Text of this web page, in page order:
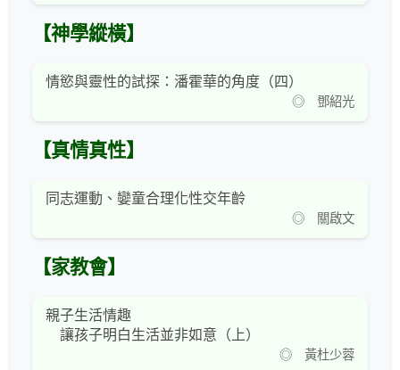
【神學縱橫】
情慾與靈性的試探：潘霍華的角度（四）
◎ 鄧紹光
【真情真性】
同志運動、孌童合理化性交年齡
◎ 關啟文
【家教會】
親子生活情趣
讓孩子明白生活並非如意（上）
◎ 黃杜少蓉